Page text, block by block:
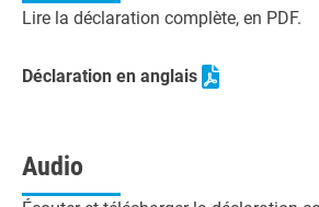
Lire la déclaration complète, en PDF.
Déclaration en anglais
Audio